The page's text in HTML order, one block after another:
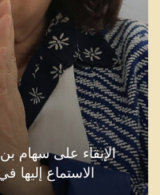
الإبقاء على سهام
الاستماع إليها